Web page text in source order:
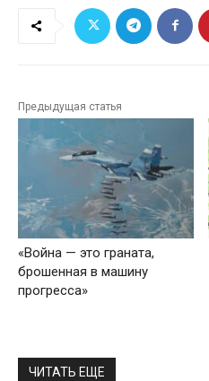
Предыдущая статья
«Война — это граната,
брошенная в машину
прогресса»
ЧИТАТЬ ЕЩЕ